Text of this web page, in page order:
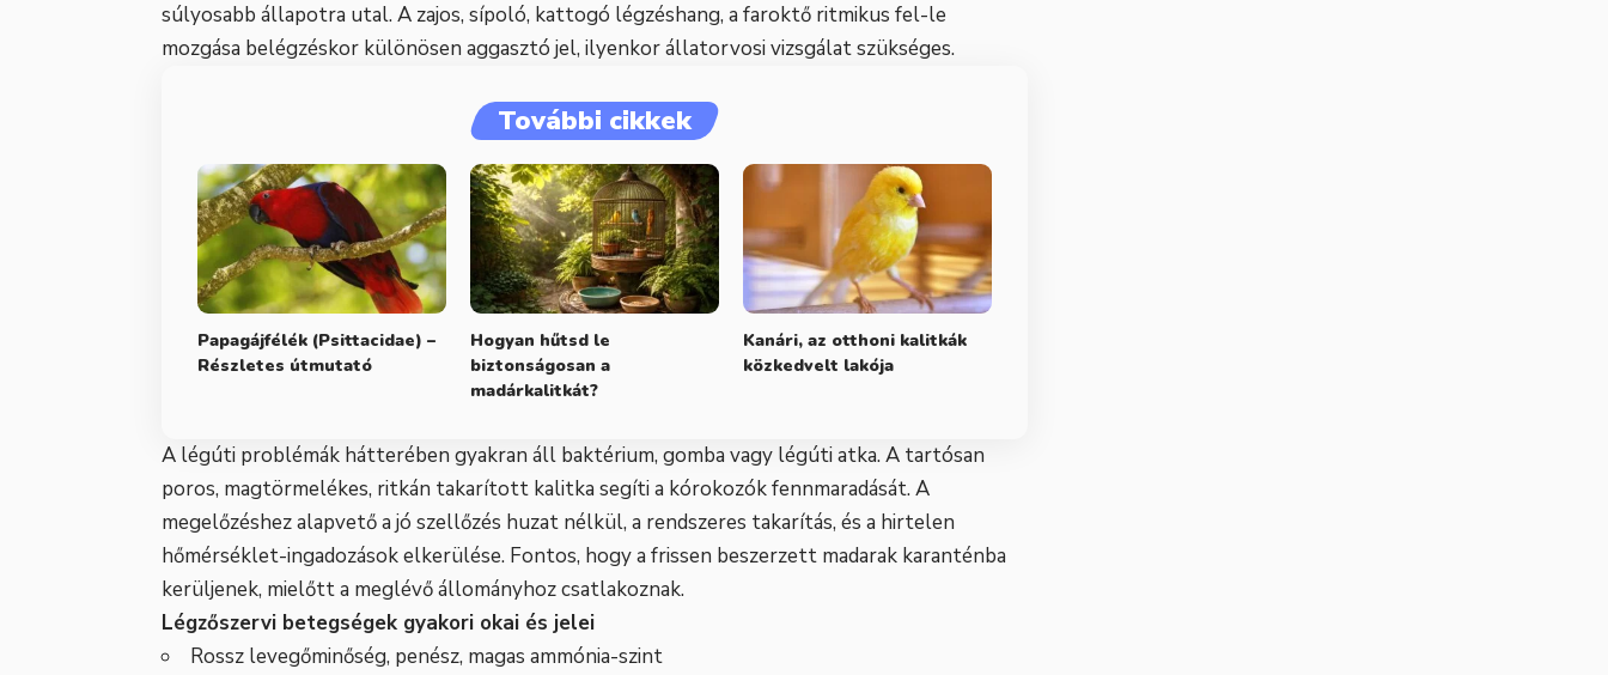
súlyosabb állapotra utal. A zajos, sípoló, kattogó légzéshang, a faroktő ritmikus fel-le
mozgása belégzéskor különösen aggasztó jel, ilyenkor állatorvosi vizsgálat szükséges.
További cikkek
Papagájfélék (Psittacidae) –
Részletes útmutató
Hogyan hűtsd le
biztonságosan a
madárkalitkát?
Kanári, az otthoni kalitkák
közkedvelt lakója
A légúti problémák hátterében gyakran áll baktérium, gomba vagy légúti atka. A tartósan
poros, magtörmelékes, ritkán takarított kalitka segíti a kórokozók fennmaradását. A
megelőzéshez alapvető a jó szellőzés huzat nélkül, a rendszeres takarítás, és a hirtelen
hőmérséklet-ingadozások elkerülése. Fontos, hogy a frissen beszerzett madarak karanténba
kerüljenek, mielőtt a meglévő állományhoz csatlakoznak.
Légzőszervi betegségek gyakori okai és jelei
Rossz levegőminőség, penész, magas ammónia-szint